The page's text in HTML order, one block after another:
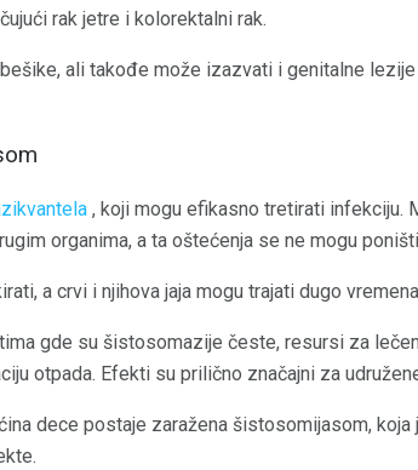
rak jetre i kolorektalni rak.
ali takođe može izazvati i genitalne
, koji mogu efikasno tretirati infekciju.
organima, a ta oštećenja se ne mogu
a crvi i njihova jaja mogu trajati dugo
gde su šistosomazije česte, resursi za
otpada. Efekti su prilično značajni za
dece postaje zaražena šistosomijasom,